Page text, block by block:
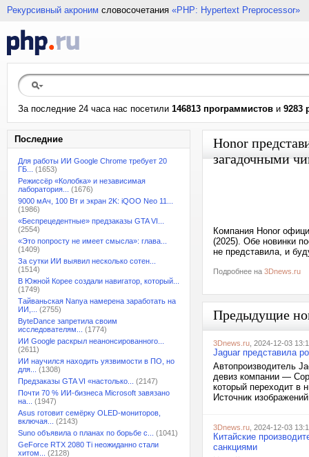
Рекурсивный акроним словосочетания «PHP: Hypertext Preprocessor»
За последние 24 часа нас посетили 146813 программистов и 9283
Последние
Для работы ИИ Google Chrome требует 20
ГБ...
(1653)
Режиссёр «Колобка» и независимая
лаборатория...
(1676)
9000 мАч, 100 Вт и экран 2K: iQOO Neo 11...
(1986)
«Беспрецедентные» предзаказы GTA VI...
(2554)
«Это попросту не имеет смысла»: глава...
(1409)
За сутки ИИ выявил несколько сотен...
(1514)
В Южной Корее создали навигатор, который...
(1749)
Тайваньская Nanya намерена заработать на
ИИ,...
(2755)
ByteDance запретила своим
исследователям...
(1774)
ИИ Google раскрыл неанонсированного...
(2611)
ИИ научился находить уязвимости в ПО, но
для...
(1308)
Предзаказы GTA VI «настолько...
(2147)
Почти 70 % ИИ-бизнеса Microsoft завязано
на...
(1947)
Asus готовит семёрку OLED-мониторов,
включая...
(2143)
Suno объявила о планах по борьбе с...
(1041)
GeForce RTX 2080 Ti неожиданно стали
хитом...
(2128)
Honor
загадочными
Компания Honor
(2025). Обе новинки
не представила, и
Подробнее на 3Dnews.ru
Предыдущие
3Dnews.ru , 2024-12-03
Jaguar представила
Автопроизводитель
девиз компании —
который переходит в
Источник
3Dnews.ru , 2024-12-03
Китайские
санкциями